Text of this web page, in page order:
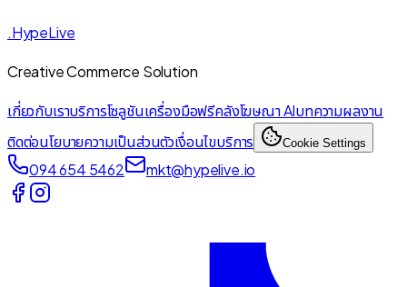
.HypeLive
Creative Commerce Solution
เกี่ยวกับเราบริการโซลูชันเครื่องมือฟรีคลังโฆษณา AIบทความผลงาน
ติดต่อนโยบายความเป็นส่วนตัวเงื่อนไขบริการ Cookie Settings
094 654 5462 mkt@hypelive.io